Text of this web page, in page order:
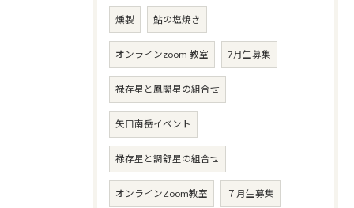
燻製 鮎の塩焼き
オンラインzoom 教室 7月生募集
禄存星と鳳閣星の組合せ
矢口南岳イベント
禄存星と調舒星の組合せ
オンラインZoom教室 ７月生募集